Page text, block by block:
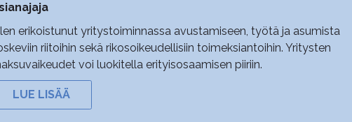
erikoistunut yritystoiminnassa avustamiseen, työtä ja asumista
riitoihin sekä rikosoikeudellisiin toimeksiantoihin. Yritysten
voi luokitella erityisosaamisen piiriin.
LUE LISÄÄ